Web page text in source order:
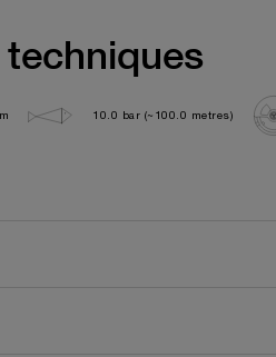
10.0 bar (~100.0 metres)